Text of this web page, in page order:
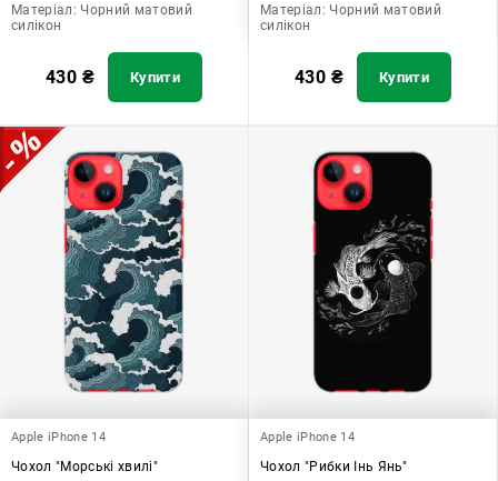
Матеріал: Чорний матовий
силікон
430 ₴ Купити
Матеріал: Чорний матовий
силікон
430 ₴ Купити
Apple iPhone 14
Чохол "Морські хвилі"
Apple iPhone 14
Чохол "Рибки Інь Янь"